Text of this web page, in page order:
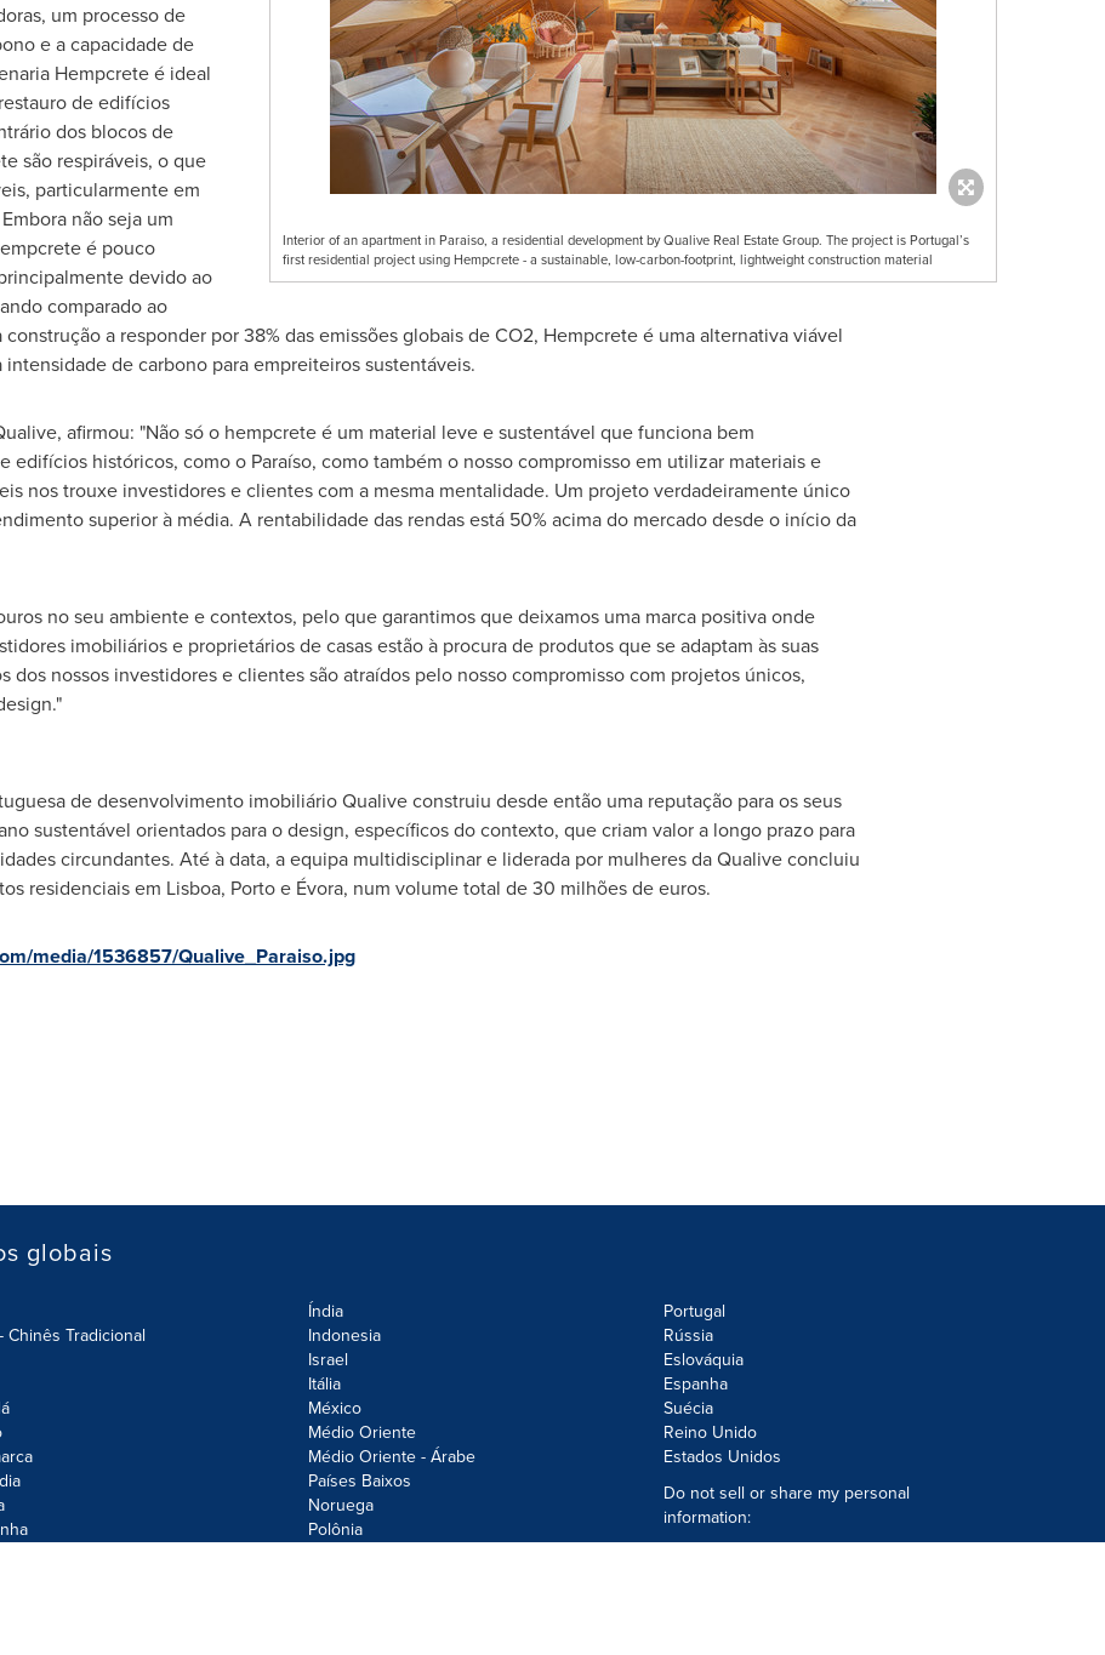
Interior of an apartment in Paraiso, a residential development by Qualive Real Estate Group. The project is Portugal’s
first residential project using Hempcrete - a sustainable, low-carbon-footprint, lightweight construction material
um processo de
e a capacidade de
Hempcrete é ideal
de edifícios
dos blocos de
são respiráveis, o que
particularmente em
não seja um
é pouco
devido ao
comparado ao
a responder por 38% das emissões globais de CO2, Hempcrete é uma alternativa viável
de carbono para empreiteiros sustentáveis.
afirmou: "Não só o hempcrete é um material leve e sustentável que funciona bem
edifícios históricos, como o Paraíso, como também o nosso compromisso em utilizar materiais e
nos trouxe investidores e clientes com a mesma mentalidade. Um projeto verdadeiramente único
superior à média. A rentabilidade das rendas está 50% acima do mercado desde o início da
no seu ambiente e contextos, pelo que garantimos que deixamos uma marca positiva onde
imobiliários e proprietários de casas estão à procura de produtos que se adaptam às suas
dos nossos investidores e clientes são atraídos pelo nosso compromisso com projetos únicos,
de desenvolvimento imobiliário Qualive construiu desde então uma reputação para os seus
sustentável orientados para o design, específicos do contexto, que criam valor a longo prazo para
circundantes. Até à data, a equipa multidisciplinar e liderada por mulheres da Qualive concluiu
residenciais em Lisboa, Portoe Évora, num volume total de 30 milhões de euros.
media/1536857/Qualive_Paraiso.jpg
globais
Chinês Tradicional
Índia
Indonesia
Israel
Itália
México
Médio Oriente
Médio Oriente - Árabe
Países Baixos
Noruega
Polônia
Portugal
Rússia
Eslováquia
Espanha
Suécia
Reino Unido
Estados Unidos
Do not sell or share my personal
information: